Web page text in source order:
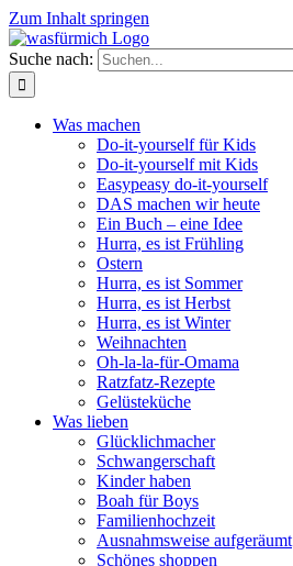
Zum Inhalt springen
Suche nach:
Was machen
Do-it-yourself für Kids
Do-it-yourself mit Kids
Easypeasy do-it-yourself
DAS machen wir heute
Ein Buch – eine Idee
Hurra, es ist Frühling
Ostern
Hurra, es ist Sommer
Hurra, es ist Herbst
Hurra, es ist Winter
Weihnachten
Oh-la-la-für-Omama
Ratzfatz-Rezepte
Gelüsteküche
Was lieben
Glücklichmacher
Schwangerschaft
Kinder haben
Boah für Boys
Familienhochzeit
Ausnahmsweise aufgeräumt
Schönes shoppen